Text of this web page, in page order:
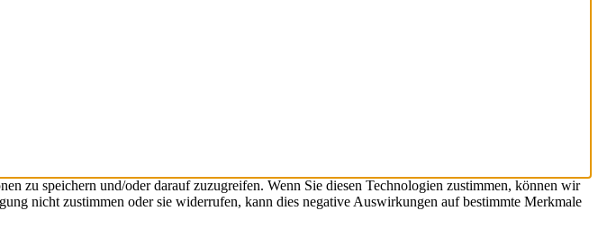
zu speichern und/oder darauf zuzugreifen. Wenn Sie diesen Technologien zustimmen, können wir
nicht zustimmen oder sie widerrufen, kann dies negative Auswirkungen auf bestimmte Merkmale